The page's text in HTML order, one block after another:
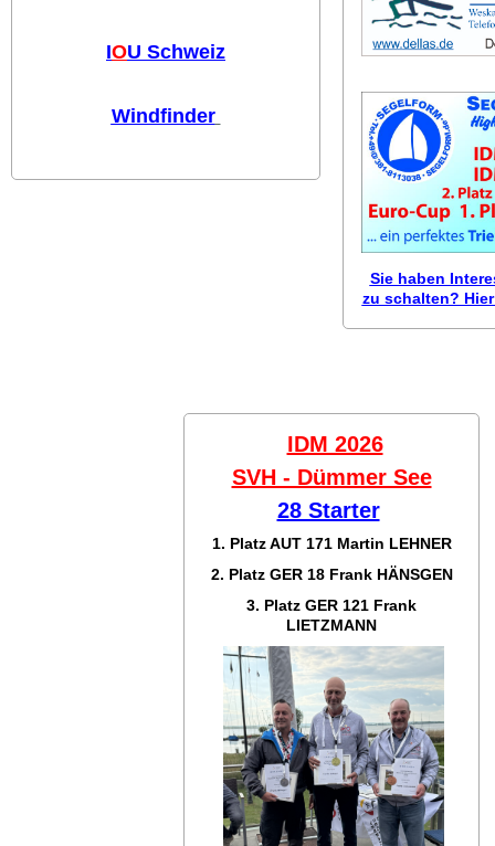
IOU Schweiz
Windfinder
Sie haben
zu schalten?
IDM 2026
SVH - Dümmer See
28 Starter
1. Platz AUT 171 Martin LEHNER
2. Platz GER 18 Frank HÄNSGEN
3. Platz GER 121 Frank
LIETZMANN